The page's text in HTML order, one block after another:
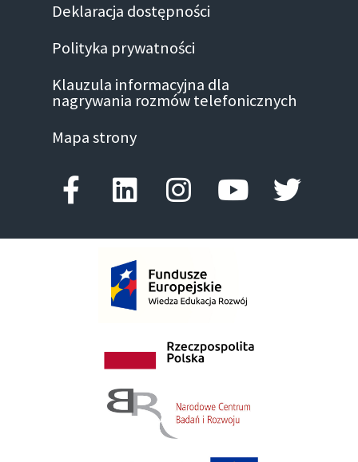
Deklaracja dostępności
Polityka prywatności
Klauzula informacyjna dla
nagrywania rozmów telefonicznych
Mapa strony
Facebook-f
LinkedinInstagram
Youtube